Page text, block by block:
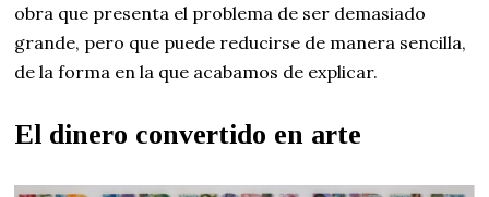
obra que presenta el problema de ser demasiado
grande, pero que puede reducirse de manera sencilla,
de la forma en la que acabamos de explicar.
El dinero convertido en arte